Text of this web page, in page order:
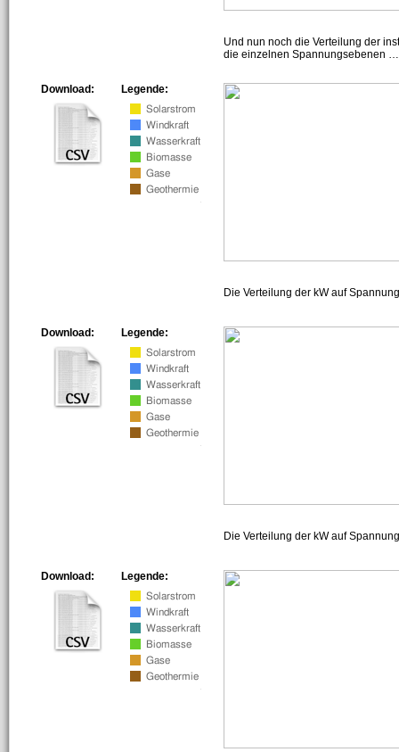
Und nun noch die Verteilung der
die einzelnen Spannungsebenen
Legende:
Download:
Die Verteilung der kW auf
Legende:
Download:
Die Verteilung der kW auf
Legende:
Download: